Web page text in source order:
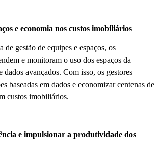
e economia nos custos imobiliários
de gestão de equipes e espaços, os
e monitoram o uso dos espaços da
dados avançados. Com isso, os gestores
baseadas em dados e economizar centenas de
custos imobiliários.
e impulsionar a produtividade dos